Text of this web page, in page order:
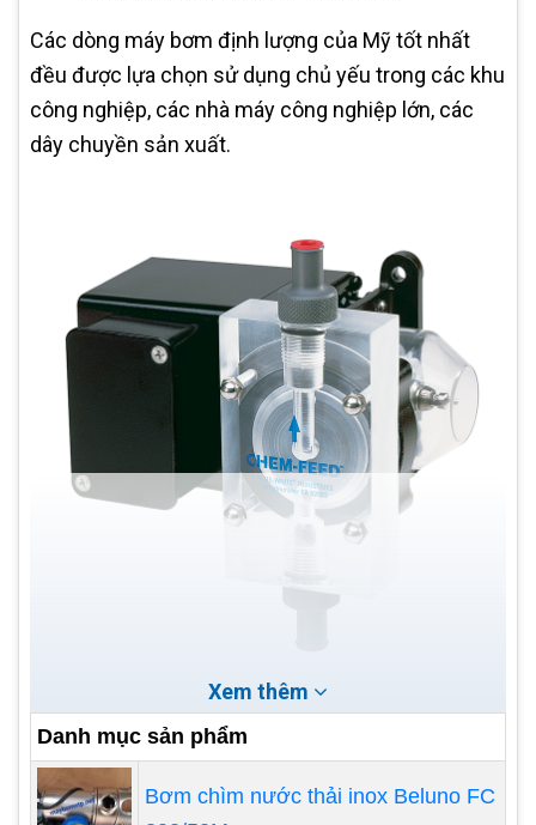
Các dòng máy bơm định lượng của Mỹ tốt nhất
đều được lựa chọn sử dụng chủ yếu trong các khu
công nghiệp, các nhà máy công nghiệp lớn, các
dây chuyền sản xuất.
Bơm định lượng của Mỹ Blue White
Blue White là thương hiệu máy bơm định lượng
hàng đầu tại Mỹ. Các sản phẩm bơm định lượng
Xem thêm
Danh mục sản phẩm
Bơm chìm nước thải inox Beluno FC